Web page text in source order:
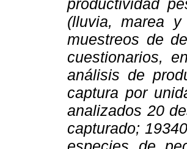
(lluvia, marea
muestreos de
cuestionarios,
análisis de
captura por
analizados 20
capturado;